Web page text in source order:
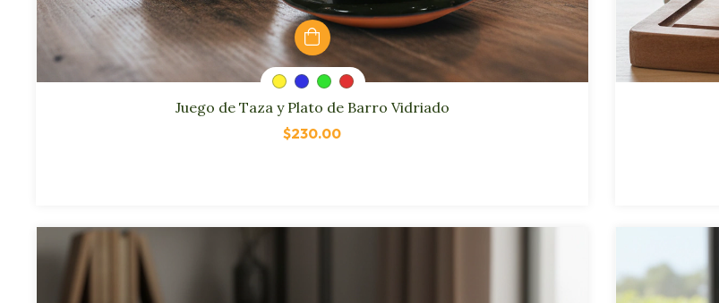
Juego de Taza y Plato de Barro Vidriado
$230.00